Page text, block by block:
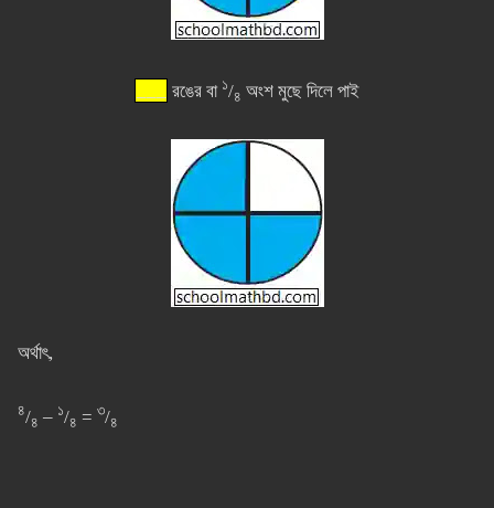
রঙের বা ১/৪ অংশ মুছে দিলে পাই
অর্থাৎ,
৪/৪ – ১/৪ = ৩/৪